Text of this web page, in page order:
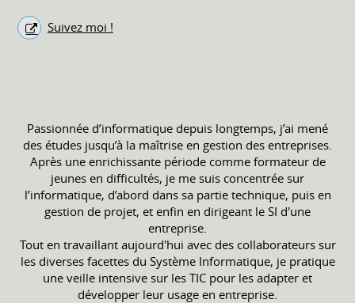
Suivez moi !
Passionnée d’informatique depuis longtemps, j’ai mené
des études jusqu’à la maîtrise en gestion des entreprises.
Après une enrichissante période comme formateur de
jeunes en difficultés, je me suis concentrée sur
l’informatique, d’abord dans sa partie technique, puis en
gestion de projet, et enfin en dirigeant le SI d'une
entreprise.
Tout en travaillant aujourd'hui avec des collaborateurs sur
les diverses facettes du Système Informatique, je pratique
une veille intensive sur les TIC pour les adapter et
développer leur usage en entreprise.